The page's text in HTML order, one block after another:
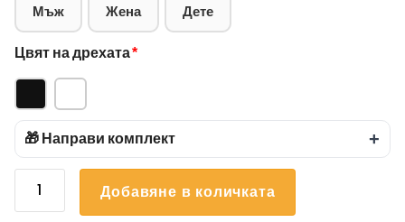
Мъж Жена Дете
Цвят на дрехата*
🎁 Направи комплект +
количество
Добавяне в количката